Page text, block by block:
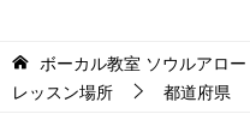
ボーカル教室 ソウルアロー
レッスン場所
都道府県